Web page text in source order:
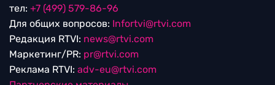
тел: +7 (499) 579-86-96
Для общих вопросов: Infortvi@rtvi.com
Редакция RTVI: news@rtvi.com
Маркетинг/PR: pr@rtvi.com
Реклама RTVI: adv-eu@rtvi.com